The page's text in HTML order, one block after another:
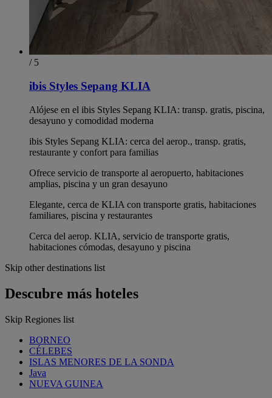
/ 5
ibis Styles Sepang KLIA
Alójese en el ibis Styles Sepang KLIA: transp. gratis, piscina,
desayuno y comodidad moderna
ibis Styles Sepang KLIA: cerca del aerop., transp. gratis,
restaurante y confort para familias
Ofrece servicio de transporte al aeropuerto, habitaciones
amplias, piscina y un gran desayuno
Elegante, cerca de KLIA con transporte gratis, habitaciones
familiares, piscina y restaurantes
Cerca del aerop. KLIA, servicio de transporte gratis,
habitaciones cómodas, desayuno y piscina
Skip other destinations list
Descubre más hoteles
Skip Regiones list
BORNEO
CÉLEBES
ISLAS MENORES DE LA SONDA
Java
NUEVA GUINEA